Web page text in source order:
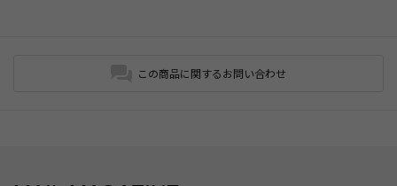
この商品に関するお問い合わせ